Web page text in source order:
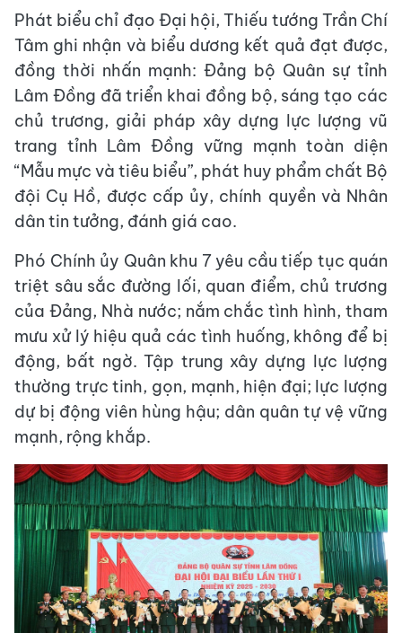
Phát biểu chỉ đạo Đại hội, Thiếu tướng Trần Chí
Tâm ghi nhận và biểu dương kết quả đạt được,
đồng thời nhấn mạnh: Đảng bộ Quân sự tỉnh
Lâm Đồng đã triển khai đồng bộ, sáng tạo các
chủ trương, giải pháp xây dựng lực lượng vũ
trang tỉnh Lâm Đồng vững mạnh toàn diện
“Mẫu mực và tiêu biểu”, phát huy phẩm chất Bộ
đội Cụ Hồ, được cấp ủy, chính quyền và Nhân
dân tin tưởng, đánh giá cao.
Phó Chính ủy Quân khu 7 yêu cầu tiếp tục quán
triệt sâu sắc đường lối, quan điểm, chủ trương
của Đảng, Nhà nước; nắm chắc tình hình, tham
mưu xử lý hiệu quả các tình huống, không để bị
động, bất ngờ. Tập trung xây dựng lực lượng
thường trực tinh, gọn, mạnh, hiện đại; lực lượng
dự bị động viên hùng hậu; dân quân tự vệ vững
mạnh, rộng khắp.